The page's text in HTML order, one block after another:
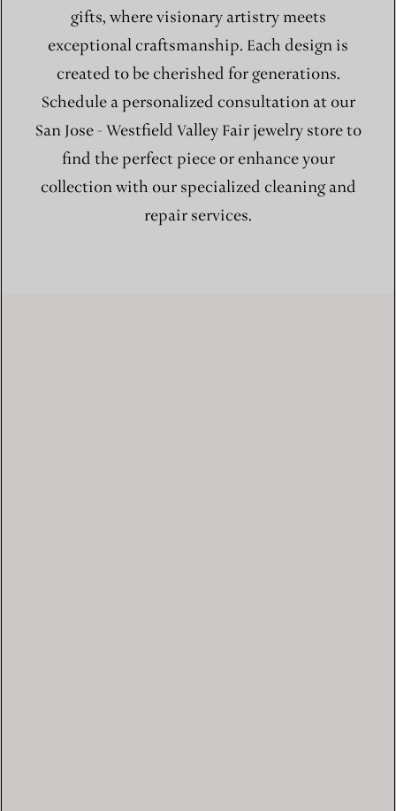
gifts, where visionary artistry meets
exceptional craftsmanship. Each design is
created to be cherished for generations.
Schedule a personalized consultation at our
San Jose - Westfield Valley Fair jewelry store to
find the perfect piece or enhance your
collection with our specialized cleaning and
repair services.